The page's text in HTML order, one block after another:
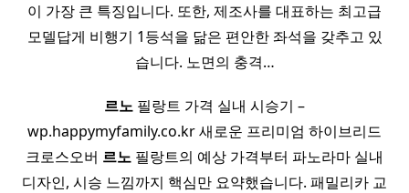
이 가장 큰 특징입니다. 또한, 제조사를 대표하는 최고급
모델답게 비행기 1등석을 닮은 편안한 좌석을 갖추고 있
습니다. 노면의 충격…
르노 필랑트 가격 실내 시승기 –
wp.happymyfamily.co.kr 새로운 프리미엄 하이브리드
크로스오버 르노 필랑트의 예상 가격부터 파노라마 실내
디자인, 시승 느낌까지 핵심만 요약했습니다. 패밀리카 교